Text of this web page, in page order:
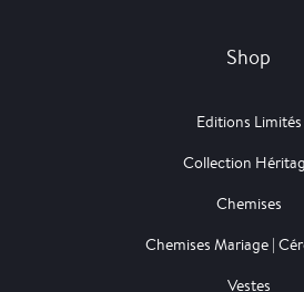
Shop
Editions Limités
Collection
Chemises
Chemises Mariage |
Vestes